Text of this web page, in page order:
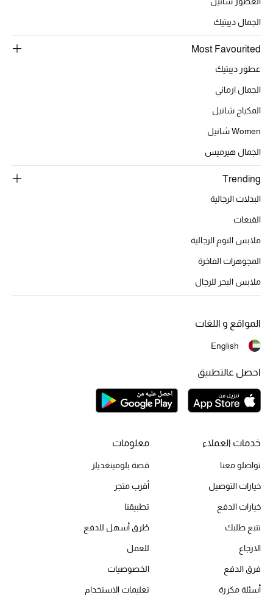
الحقائب النسائية
دليل ملتزمات الحقائب
حقائب الأطفال
أبرز المصممين
تسوقوا الحقائب
أحذية النسائية
أحذية للأطفال
أبرز المصممين
تسوقوا الأحذية
الجمال ديبتيك
Most Favourited
عطور ديبتيك
الجمال ارماني
المكياج شانيل
Women شانيل
الجمال هيرميس
Trending
البدلات الرجالية
القبعات
ملابس النوم الرجالية
المجوهرات الفاخرة
ملابس البحر للرجال
خدمات العملاء
تواصلو معنا
خيارات التوصيل
خيارات الدفع
تتبع طلبك
الارجاع
فرق الدفع
أسئلة مكررة
معلومات
قصة بلومينغديلز
أقرب متجر
تطبيقنا
طُرق أسهل للدفع
للعمل
الخصوصيات
تعليمات الاستخدام
المواقع و اللغات
English
احصل عالتطبيق